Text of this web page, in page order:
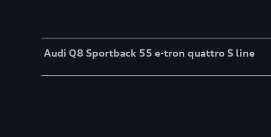
Audi Q8 Sportback 55 e-tron quattro S line